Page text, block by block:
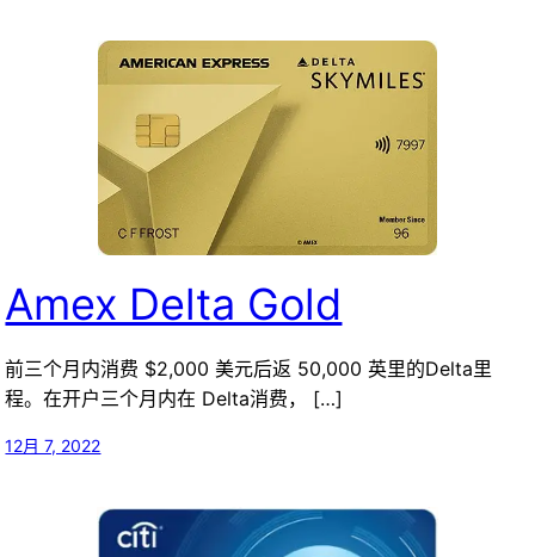
Amex Delta Gold
前三个月内消费 $2,000 美元后返 50,000 英里的Delta里
程。在开户三个月内在 Delta消费， […]
12月 7, 2022